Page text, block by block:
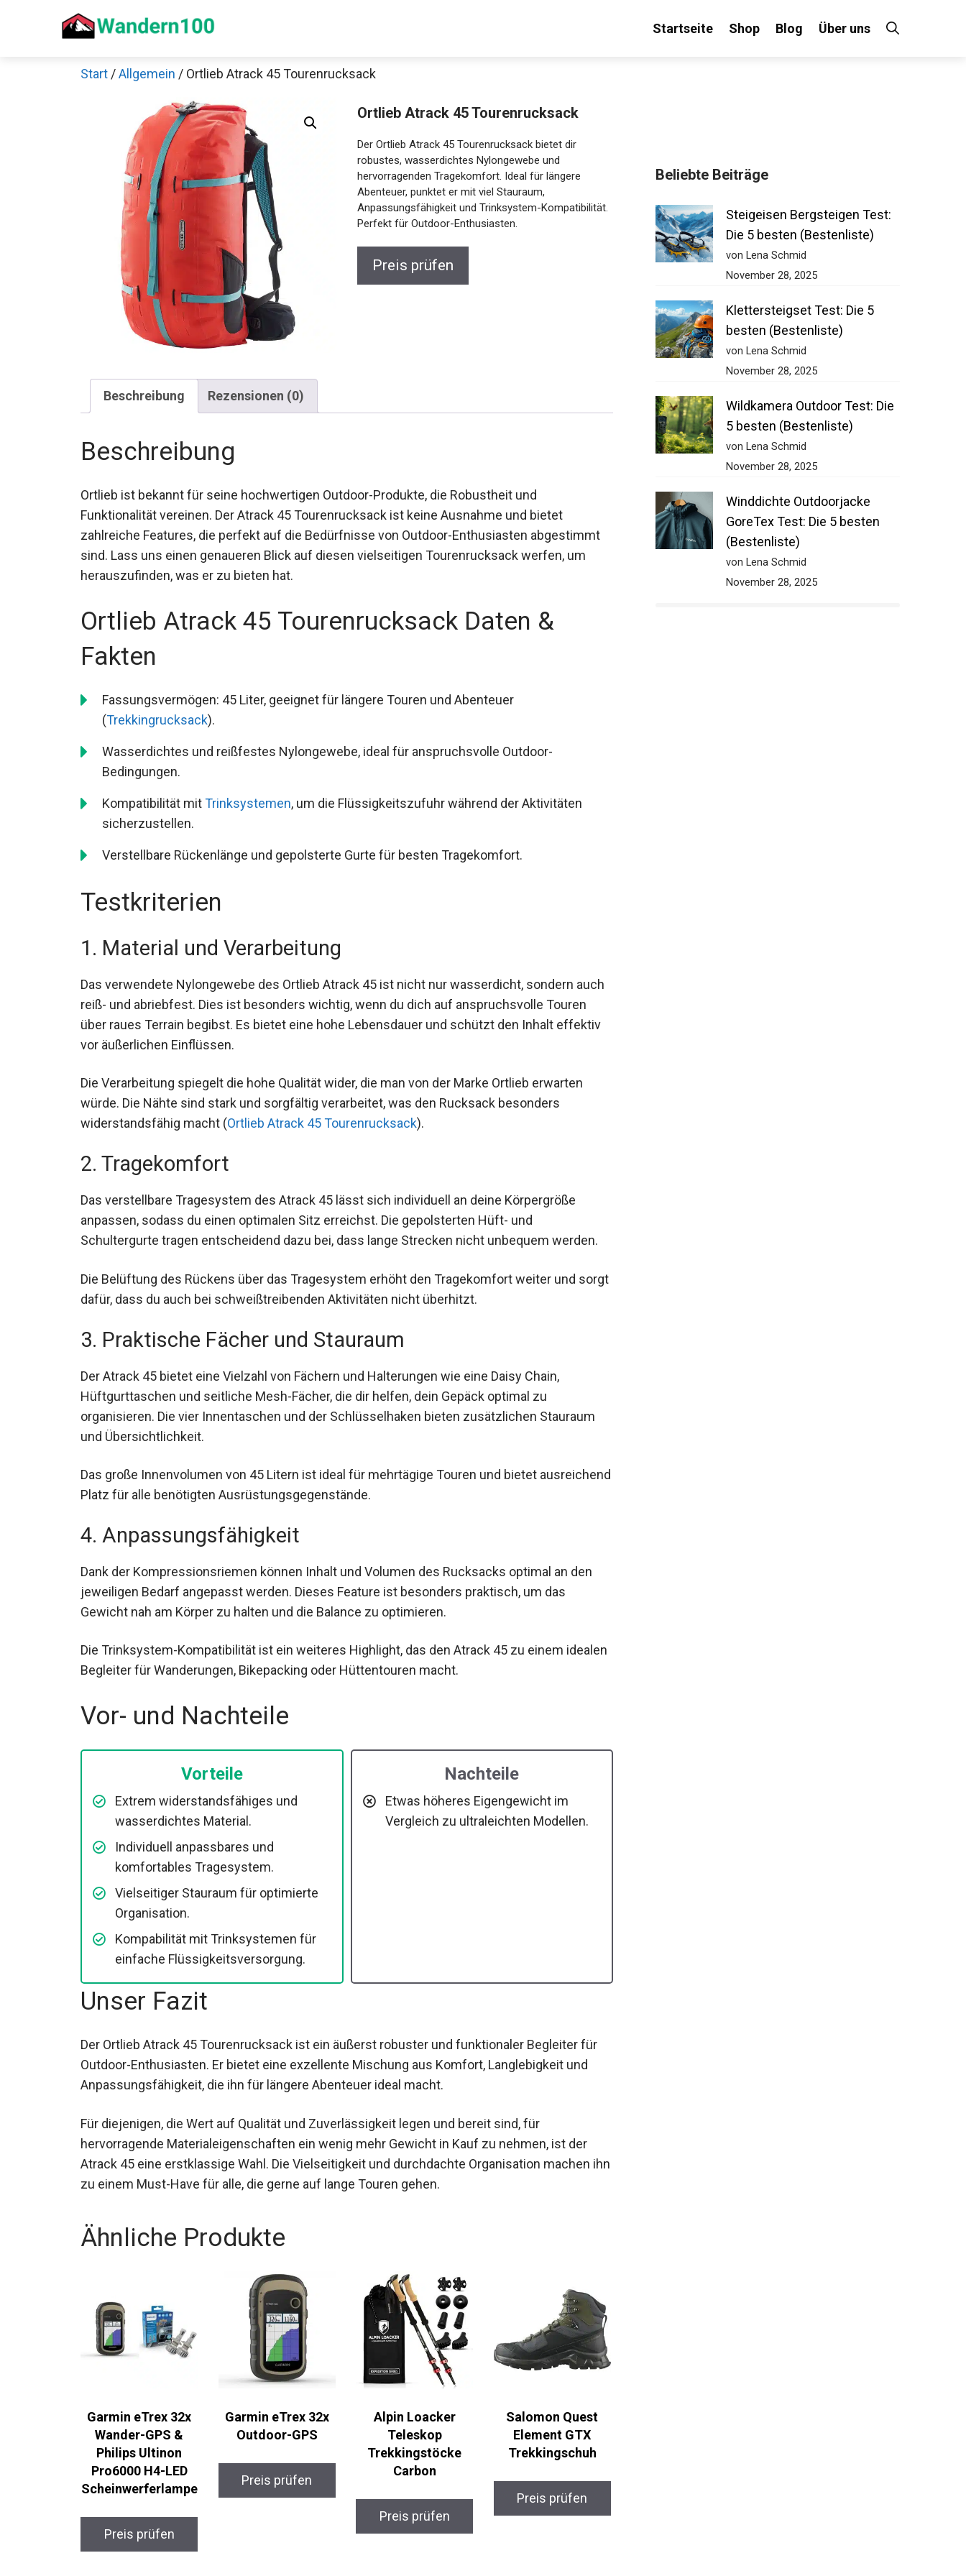
Startseite Shop Blog Über uns
Start /Allgemein / Ortlieb Atrack 45 Tourenrucksack
Ortlieb Atrack 45 Tourenrucksack
Der Ortlieb Atrack 45 Tourenrucksack bietet dir
robustes, wasserdichtes Nylongewebe und
hervorragenden Tragekomfort. Ideal für längere
Abenteuer, punktet er mit viel Stauraum,
Anpassungsfähigkeit und Trinksystem-Kompatibilität.
Perfekt für Outdoor-Enthusiasten.
Preis prüfen
Beschreibung Rezensionen (0)
Beschreibung
Ortlieb ist bekannt für seine hochwertigen Outdoor-Produkte, die Robustheit und
Funktionalität vereinen. Der Atrack 45 Tourenrucksack ist keine Ausnahme und bietet
zahlreiche Features, die perfekt auf die Bedürfnisse von Outdoor-Enthusiasten abgestimmt
sind. Lass uns einen genaueren Blick auf diesen vielseitigen Tourenrucksack werfen, um
herauszufinden, was er zu bieten hat.
Ortlieb Atrack 45 Tourenrucksack Daten &
Fakten
Fassungsvermögen: 45 Liter, geeignet für längere Touren und Abenteuer
(Trekkingrucksack).
Wasserdichtes und reißfestes Nylongewebe, ideal für anspruchsvolle Outdoor-
Bedingungen.
Kompatibilität mitTrinksystemen , um die Flüssigkeitszufuhr während der Aktivitäten
sicherzustellen.
Verstellbare Rückenlänge und gepolsterte Gurte für besten Tragekomfort.
Testkriterien
1. Material und Verarbeitung
Das verwendete Nylongewebe des Ortlieb Atrack 45 ist nicht nur wasserdicht, sondern auch
reiß- und abriebfest. Dies ist besonders wichtig, wenn du dich auf anspruchsvolle Touren
über raues Terrain begibst. Es bietet eine hohe Lebensdauer und schützt den Inhalt effektiv
vor äußerlichen Einflüssen.
Die Verarbeitung spiegelt die hohe Qualität wider, die man von der Marke Ortlieb erwarten
würde. Die Nähte sind stark und sorgfältig verarbeitet, was den Rucksack besonders
widerstandsfähig macht (Ortlieb Atrack 45 Tourenrucksack).
2. Tragekomfort
Das verstellbare Tragesystem des Atrack 45 lässt sich individuell an deine Körpergröße
anpassen, sodass du einen optimalen Sitz erreichst. Die gepolsterten Hüft- und
Schultergurte tragen entscheidend dazu bei, dass lange Strecken nicht unbequem werden.
Die Belüftung des Rückens über das Tragesystem erhöht den Tragekomfort weiter und
sorgt dafür, dass du auch bei schweißtreibenden Aktivitäten nicht überhitzt.
3. Praktische Fächer und Stauraum
Der Atrack 45 bietet eine Vielzahl von Fächern und Halterungen wie eine Daisy Chain,
Hüftgurttaschen und seitliche Mesh-Fächer, die dir helfen, dein Gepäck optimal zu
organisieren. Die vier Innentaschen und der Schlüsselhaken bieten zusätzlichen Stauraum
und Übersichtlichkeit.
Das große Innenvolumen von 45 Litern ist ideal für mehrtägige Touren und bietet
ausreichend Platz für alle benötigten Ausrüstungsgegenstände.
4. Anpassungsfähigkeit
Dank der Kompressionsriemen können Inhalt und Volumen des Rucksacks optimal an den
jeweiligen Bedarf angepasst werden. Dieses Feature ist besonders praktisch, um das
Gewicht nah am Körper zu halten und die Balance zu optimieren.
Die Trinksystem-Kompatibilität ist ein weiteres Highlight, das den Atrack 45 zu einem
idealen Begleiter für Wanderungen, Bikepacking oder Hüttentouren macht.
Vor- und Nachteile
Vorteile
Extrem widerstandsfähiges und
wasserdichtes Material.
Individuell anpassbares und
komfortables Tragesystem.
Vielseitiger Stauraum für optimierte
Organisation.
Kompabilität mit Trinksystemen für
einfache Flüssigkeitsversorgung.
Nachteile
Etwas höheres Eigengewicht im
Vergleich zu ultraleichten Modellen.
Unser Fazit
Der Ortlieb Atrack 45 Tourenrucksack ist ein äußerst robuster und funktionaler Begleiter für
Outdoor-Enthusiasten. Er bietet eine exzellente Mischung aus Komfort, Langlebigkeit und
Anpassungsfähigkeit, die ihn für längere Abenteuer ideal macht.
Für diejenigen, die Wert auf Qualität und Zuverlässigkeit legen und bereit sind, für
hervorragende Materialeigenschaften ein wenig mehr Gewicht in Kauf zu nehmen, ist der
Atrack 45 eine erstklassige Wahl. Die Vielseitigkeit und durchdachte Organisation machen
ihn zu einem Must-Have für alle, die gerne auf lange Touren gehen.
Ähnliche Produkte
Garmin eTrex 32x
Wander-GPS &
Philips Ultinon
Pro6000 H4-LED
Scheinwerferlamp
Preis prüfen
Garmin eTrex 32x
Outdoor-GPS
Preis prüfen
Alpin Loacker
Teleskop
Trekkingstöcke
Carbon
Preis prüfen
Salomon Quest
Element GTX
Trekkingschuh
Preis prüfen
Beliebte Beiträge
Steigeisen Bergsteigen Test:
Die 5 besten (Bestenliste)
von Lena Schmid
November 28, 2025
Klettersteigset Test: Die 5
besten (Bestenliste)
von Lena Schmid
November 28, 2025
Wildkamera Outdoor Test: Die
5 besten (Bestenliste)
von Lena Schmid
November 28, 2025
Winddichte Outdoorjacke
GoreTex Test: Die 5 besten
(Bestenliste)
von Lena Schmid
November 28, 2025
Decathlon Sale
Schaue dir jetzt die meistverkauften Produkte im Sale bei Decathlon an!
Jetzt anschauen